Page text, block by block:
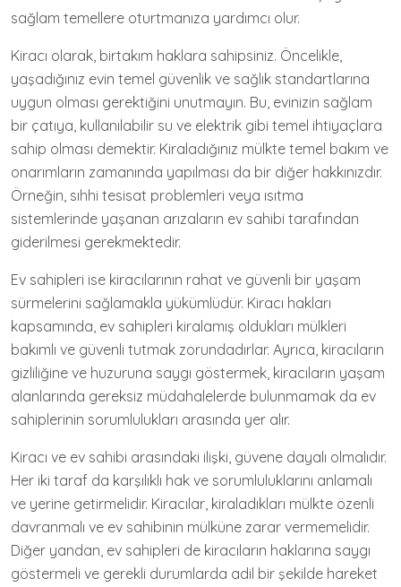
sağlam temellere oturtmanıza yardımcı olur.
Kiracı olarak, birtakım haklara sahipsiniz. Öncelikle,
yaşadığınız evin temel güvenlik ve sağlık standartlarına
uygun olması gerektiğini unutmayın. Bu, evinizin sağlam
bir çatıya, kullanılabilir su ve elektrik gibi temel ihtiyaçlara
sahip olması demektir. Kiraladığınız mülkte temel bakım ve
onarımların zamanında yapılması da bir diğer hakkınızdır.
Örneğin, sıhhi tesisat problemleri veya ısıtma
sistemlerinde yaşanan arızaların ev sahibi tarafından
giderilmesi gerekmektedir.
Ev sahipleri ise kiracılarının rahat ve güvenli bir yaşam
sürmelerini sağlamakla yükümlüdür. Kiracı hakları
kapsamında, ev sahipleri kiralamış oldukları mülkleri
bakımlı ve güvenli tutmak zorundadırlar. Ayrıca, kiracıların
gizliliğine ve huzuruna saygı göstermek, kiracıların yaşam
alanlarında gereksiz müdahalelerde bulunmamak da ev
sahiplerinin sorumlulukları arasında yer alır.
Kiracı ve ev sahibi arasındaki ilişki, güvene dayalı olmalıdır.
Her iki taraf da karşılıklı hak ve sorumluluklarını anlamalı
ve yerine getirmelidir. Kiracılar, kiraladıkları mülkte özenli
davranmalı ve ev sahibinin mülküne zarar vermemelidir.
Diğer yandan, ev sahipleri de kiracıların haklarına saygı
göstermeli ve gerekli durumlarda adil bir şekilde hareket